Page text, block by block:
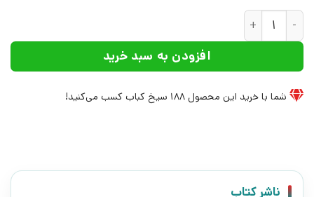
کتاب ماهنامه کتاب تراژدی 17 | انتشارات تراژدی عدد
افزودن به سبد خرید
شما با خرید این محصول 188 سیخ کباب کسب می‌کنید!
ناشر کتاب